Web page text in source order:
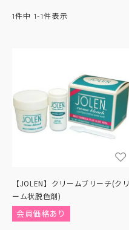
1件中 1-1件表示
【JOLEN】クリームブリーチ(クリ
ーム状脱色剤)
会員価格あり